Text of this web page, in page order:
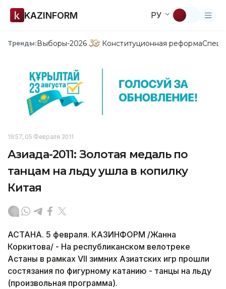
KAZINFORM РУ
Тренды:Выборы-2026 Конституционная реформа
19:57, 05 Февраля 2011
Азиада-2011: Золотая медаль по
танцам на льду ушла в копилку
Китая
АСТАНА. 5 февраля. КАЗИНФОРМ /Жанна
Коркитова/ - На республиканском велотреке
Астаны в рамках VII зимних Азиатских игр прошли
состязания по фигурному катанию - танцы на льду
(произвольная программа).